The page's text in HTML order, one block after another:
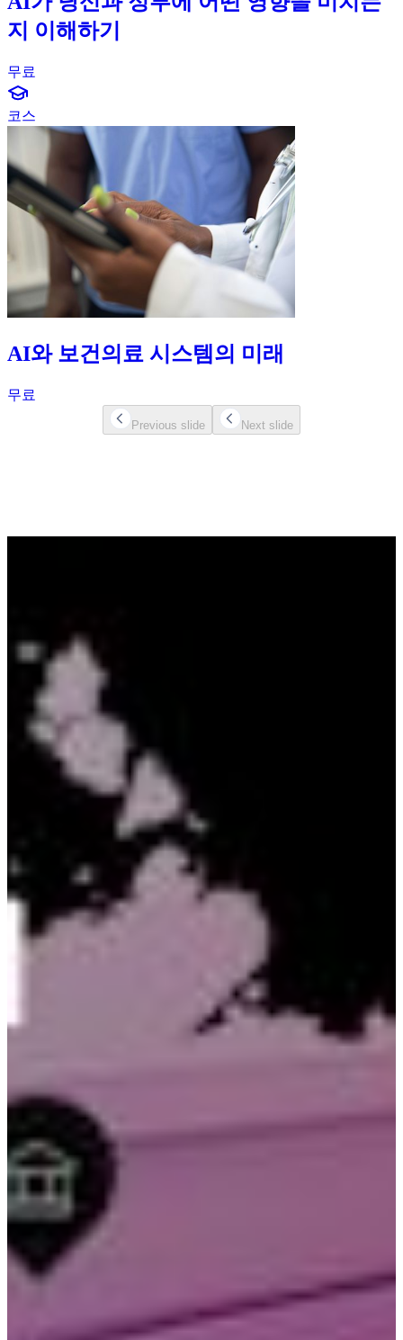
지 이해하기
무료
코스
AI와 보건의료 시스템의 미래
무료
Previous slide
Next slide